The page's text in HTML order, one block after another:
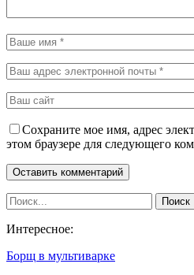
Сохраните мое имя, адрес
этом браузере для следующего
Интересное:
Борщ в мультиварке